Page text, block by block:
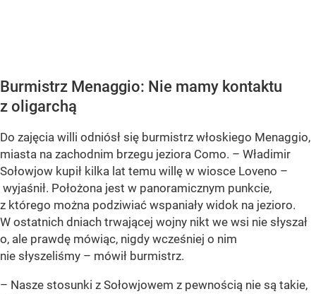
Burmistrz Menaggio: Nie mamy kontaktu
z oligarchą
Do zajęcia willi odniósł się burmistrz włoskiego Menaggio,
miasta na zachodnim brzegu jeziora Como. – Władimir
Sołowjow kupił kilka lat temu willę w wiosce Loveno –
wyjaśnił. Położona jest w panoramicznym punkcie,
z którego można podziwiać wspaniały widok na jezioro.
W ostatnich dniach trwającej wojny nikt we wsi nie słyszał
o, ale prawdę mówiąc, nigdy wcześniej o nim
nie słyszeliśmy – mówił burmistrz.
– Nasze stosunki z Sołowjowem z pewnością nie są takie,